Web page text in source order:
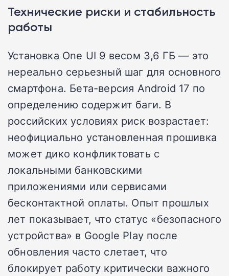
Технические риски и стабильность
работы
Установка One UI 9 весом 3,6 ГБ — это
нереально серьезный шаг для основного
смартфона. Бета-версия Android 17 по
определению содержит баги. В
российских условиях риск возрастает:
неофициально установленная прошивка
может дико конфликтовать с
локальными банковскими
приложениями или сервисами
бесконтактной оплаты. Опыт прошлых
лет показывает, что статус «безопасного
устройства» в Google Play после
обновления часто слетает, что
блокирует работу критически важного